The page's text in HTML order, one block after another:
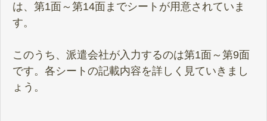
は、第1面～第14面までシートが用意されていま
す。
このうち、派遣会社が入力するのは第1面～第9面
です。各シートの記載内容を詳しく見ていきまし
ょう。